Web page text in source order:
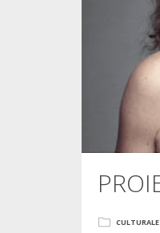
CULTURALE